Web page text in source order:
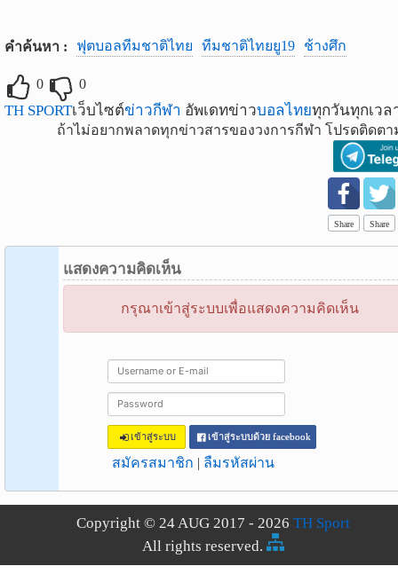
คำค้นหา : ฟุตบอลทีมชาติไทย ทีมชาติไทยยู19 ช้างศึก
0 0
TH SPORTเว็บไซต์ข่าวกีฬา อัพเดทข่าวบอลไทยทุกวันทุกเวล
ถ้าไม่อยากพลาดทุกข่าวสารของวงการกีฬา โปรดติดตา
Share Share
แสดงความคิดเห็น
กรุณาเข้าสู่ระบบเพื่อแสดงความคิดเห็น
เข้าสู่ระบบ เข้าสู่ระบบด้วย facebook
สมัครสมาชิก | ลืมรหัสผ่าน
Copyright © 24 AUG 2017 - 2026 TH Sport
All rights reserved.